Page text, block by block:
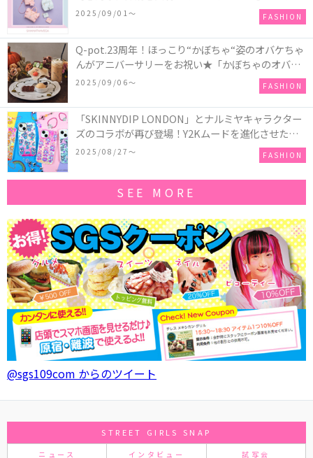
ツインスターズ』50周年アニバーサリーイヤー』を
2025/09/01〜 FASHION
Q-pot.23周年！ほっこり“かぼちゃ“姿のオバケちゃ
んがアニバーサリーをお祝い★「かぼちゃのオバケ
ーキアクセサリー」が新発売！Q-pot CAFE.では
「かぼちゃのオバケーキプレート」も登場
2025/09/06〜 FASHION
「SKINNYDIP LONDON」とナルミヤキャラクター
ズのコラボが再び登場！Y2Kムードを進化させた新
作コレクションを発売♪
2025/08/27〜 FASHION
SEE MORE
@sgs109com からのツイート
STREET GIRLS SNAP
ニュース インタビュー 試写会